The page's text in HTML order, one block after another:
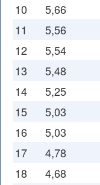
10 5,66
11 5,56
12 5,54
13 5,48
14 5,25
15 5,03
16 5,03
17 4,78
18 4,68